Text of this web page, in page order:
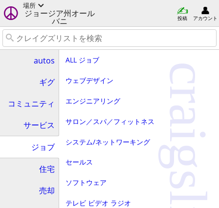
場所
ジョージア州オール
バニ 投稿 アカウント
autos
ギグ
コミュニティ
サービス
ジョブ
住宅
売却
ALL ジョブ
ウェブデザイン
エンジニアリング
サロン／スパ／フィットネス
システム/ネットワーキング
セールス
ソフトウェア
テレビ ビデオ ラジオ craigslist